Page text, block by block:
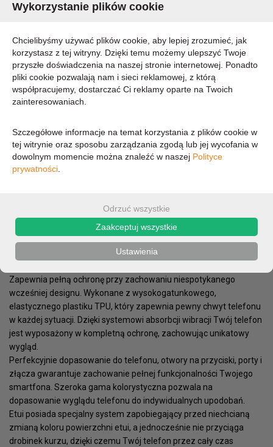
MERCURY I-JELLY - ETUI SAMSUNG GALAXY
MARKA:
MERCURY
KOD PRODUKTU:
8861
DOSTĘPNOŚĆ:
9,51 zł
PARAMETRY
Mercury I-Jelly, przeznaczone dla Samsung Galaxy S8, to
Zapewnia pełną ochronę przy zachowaniu niespotykanego
wcześniej designu. Wykonane z wysokogatunkowego,
elastycznego plastiku TPU, który zapewnia pewny chwyt telefonu
w każdej sytuacji. Dzięki systemowi absorbcji wibracji Twój telefon
jest wyposażony w kompletną ochronę, zachowując unikatowy
wygląd.
Perfekcyjnie dopasowanie do telefonu, otwory na przyciski, porty i
złącza gwarantuje zachowanie pełnej funkcjonalności Twojego
smartfona. Szeroka gama kolorystyczna pozwala na
dopasowanie wyglądu telefonu do indywidualnych upodobań.
Etui posiada specjalny system zapobiegający przed niechcianą
zmianą koloru powierzchni etui, a jednocześnie nie przyciąga
drobinek kurzu, dzięki czemu Twój telefon przez cały czas
Wykorzystanie plików cookie
Chcielibyśmy używać plików cookie, aby lepiej zrozumieć, jak
korzystasz z tej witryny. Dzięki temu możemy ulepszyć Twoje
przyszłe doświadczenia na naszej stronie internetowej. Ponadto
pliki cookie pozwalają nam i sieci reklamowej, z którą
współpracujemy, dostarczać Ci reklamy oparte na Twoich
zainteresowaniach.
Szczegółowe informacje na temat korzystania z plików cookie w
tej witrynie oraz sposobu zarządzania zgodą lub jej wycofania w
dowolnym momencie można znaleźć w naszej Polityce
prywatności.
Odrzuć wszystkie
Zaakceptuj wszystkie
Ustawienia